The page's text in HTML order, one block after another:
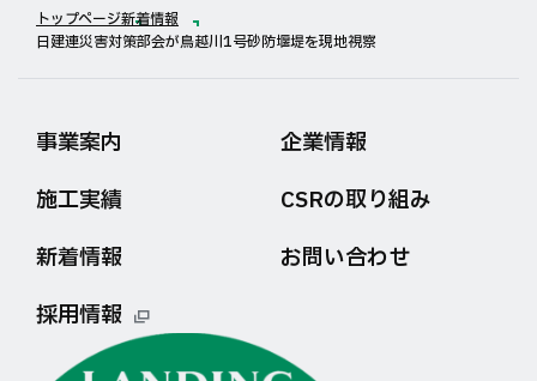
トップページ新着情報
日建連災害対策部会が鳥越川1号砂防堰堤を現地視察
事業案内
企業情報
施工実績
CSRの取り組み
新着情報
お問い合わせ
採用情報